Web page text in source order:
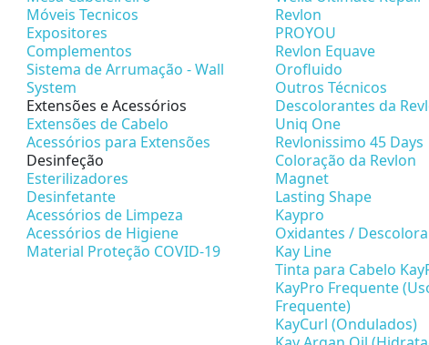
Móveis Tecnicos
Expositores
Complementos
Sistema de Arrumação - Wall
System
Extensões e Acessórios
Extensões de Cabelo
Acessórios para Extensões
Desinfeção
Esterilizadores
Desinfetante
Acessórios de Limpeza
Acessórios de Higiene
Material Proteção COVID-19
Revlon
PROYOU
Revlon Equave
Orofluido
Outros Técnicos
Descolorantes da
Uniq One
Revlonissimo 45 Days
Coloração da Revlon
Magnet
Lasting Shape
Kaypro
Oxidantes /
Kay Line
Tinta para Cabelo
KayPro Frequente
Frequente)
KayCurl (Ondulados)